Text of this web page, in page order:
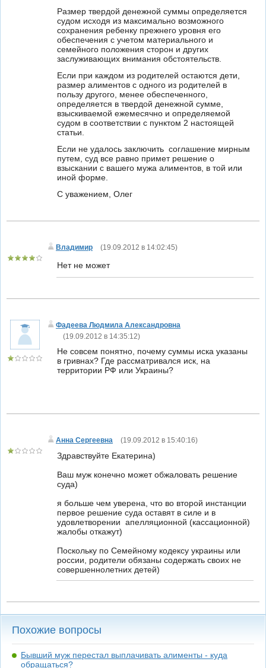
Размер твердой денежной суммы определяется
судом исходя из максимально возможного
сохранения ребенку прежнего уровня его
обеспечения с учетом материального и
семейного положения сторон и других
заслуживающих внимания обстоятельств.
Если при каждом из родителей остаются дети,
размер алиментов с одного из родителей в
пользу другого, менее обеспеченного,
определяется в твердой денежной сумме,
взыскиваемой ежемесячно и определяемой
судом в соответствии с пунктом 2 настоящей
статьи.
Если не удалось заключить соглашение мирным
путем, суд все равно примет решение о
взыскании с вашего мужа алиментов, в той или
иной форме.
С уважением, Олег
Владимир (19.09.2012 в 14:02:45)
Нет не может
Фадеева Людмила Александровна
(19.09.2012 в 14:35:12)
Не совсем понятно, почему суммы иска указаны
в гривнах? Где рассматривался иск, на
территории РФ или Украины?
Анна Сергеевна (19.09.2012 в 15:40:16)
Здравствуйте Екатерина)
Ваш муж конечно может обжаловать решение
суда)
я больше чем уверена, что во второй инстанции
первое решение суда оставят в силе и в
удовлетворении апелляционной (кассационной)
жалобы откажут)
Поскольку по Семейному кодексу украины или
россии, родители обязаны содержать своих не
совершеннолетних детей)
Похожие вопросы
Бывший муж перестал выплачивать алименты - куда
обращаться?